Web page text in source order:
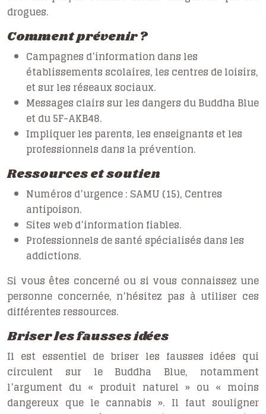
drogues.
Comment prévenir ?
Campagnes d’information dans les
établissements scolaires, les centres de loisirs,
et sur les réseaux sociaux.
Messages clairs sur les dangers du Buddha Blue
et du 5F-AKB48.
Impliquer les parents, les enseignants et les
professionnels dans la prévention.
Ressources et soutien
Numéros d’urgence : SAMU (15), Centres
antipoison.
Sites web d’information fiables.
Professionnels de santé spécialisés dans les
addictions.
Si vous êtes concerné ou si vous connaissez une
personne concernée, n’hésitez pas à utiliser ces
différentes ressources.
Briser les fausses idées
Il est essentiel de briser les fausses idées qui
circulent sur le Buddha Blue, notamment
l’argument du « produit naturel » ou « moins
dangereux que le cannabis ». Il faut souligner